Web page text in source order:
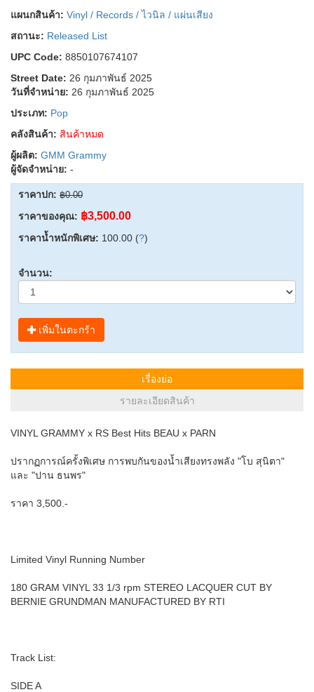
แผนกสินค้า: Vinyl / Records / ไวนิล / แผ่นเสียง
สถานะ: Released List
UPC Code: 8850107674107
Street Date: 26 กุมภาพันธ์ 2025
วันที่จำหน่าย: 26 กุมภาพันธ์ 2025
ประเภท: Pop
คลังสินค้า: สินค้าหมด
ผู้ผลิต: GMM Grammy
ผู้จัดจำหน่าย: -
ราคาปก: ฿0.00
ราคาของคุณ: ฿3,500.00
ราคาน้ำหนักพิเศษ: 100.00 (?)
จำนวน:
เพิ่มในตะกร้า
เรื่องย่อ
รายละเอียดสินค้า
VINYL GRAMMY x RS Best Hits BEAU x PARN
ปรากฏการณ์ครั้งพิเศษ การพบกันของน้ำเสียงทรงพลัง "โบ สุนิตา"
และ "ปาน ธนพร"
ราคา 3,500.-
Limited Vinyl Running Number
180 GRAM VINYL 33 1/3 rpm STEREO LACQUER CUT BY
BERNIE GRUNDMAN MANUFACTURED BY RTI
Track List:
SIDE A